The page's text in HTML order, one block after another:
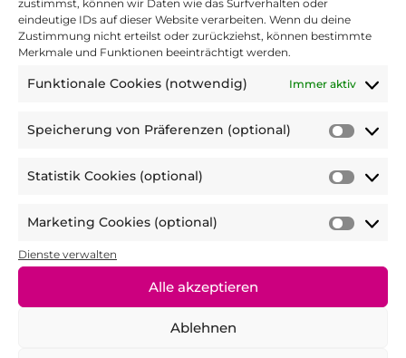
zustimmst, können wir Daten wie das Surfverhalten oder
eindeutige IDs auf dieser Website verarbeiten. Wenn du deine
Zustimmung nicht erteilst oder zurückziehst, können bestimmte
Merkmale und Funktionen beeinträchtigt werden.
Funktionale Cookies (notwendig) Immer aktiv
Speicherung von Präferenzen (optional)
Statistik Cookies (optional)
Marketing Cookies (optional)
Dienste verwalten
Alle akzeptieren
Ablehnen
1 Stern = stimme gar nicht zubis5 Sterne =
stimme voll zu
4. Denkst du, dass die Challenge dir dabei
zu bewegen?
1 Stern = stimme gar nicht zu